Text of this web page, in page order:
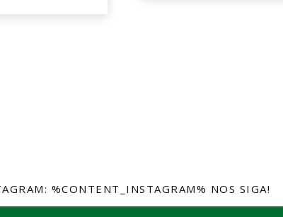
%CONTENT_INSTAGRAM% NOS SIGA!